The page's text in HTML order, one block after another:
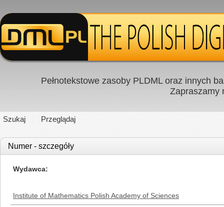
Pełnotekstowe zasoby PLDML oraz innych
Zapraszamy
Szukaj Przeglądaj
Numer - szczegóły
Wydawca
Institute of Mathematics Polish Academy of Sciences